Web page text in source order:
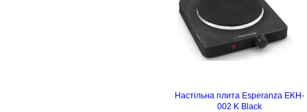
Настільна плита Esperanza EKH-
002 K Black